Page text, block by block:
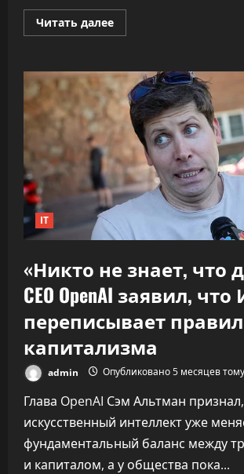
Читать далееПрочитать
больше
что
вклад
компаний-
резидентов
в
экономику
«подошёл
30%»
IT
«Никто не знает, что
CEO OpenAI заявил,
переписывает
капитализма
admin Опубликовано 5 месяцев
Глава OpenAI Сэм Альтман
искусственный интеллект уже
фундаментальный баланс между
и капиталом, а у общества пока...